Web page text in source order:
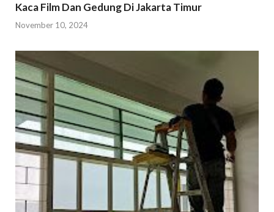
Kaca Film Dan Gedung Di Jakarta Timur
November 10, 2024